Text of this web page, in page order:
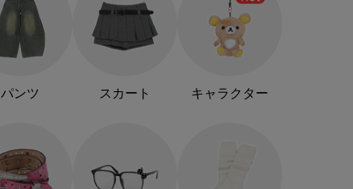
パンツ スカート キャラクター